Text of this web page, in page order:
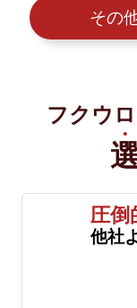
その
フクウ
圧倒
他社